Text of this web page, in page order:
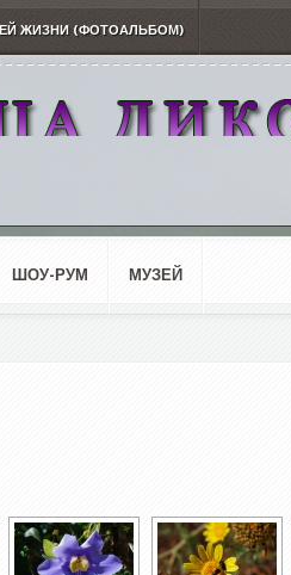
ЖИЗНИ (ФОТОАЛЬБОМ)
ШОУ-РУМ МУЗЕЙ